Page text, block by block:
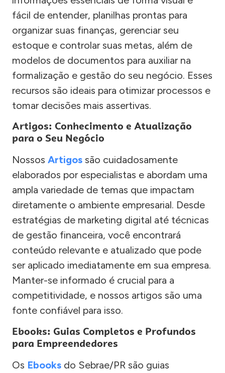
fácil de entender, planilhas prontas para
organizar suas finanças, gerenciar seu
estoque e controlar suas metas, além de
modelos de documentos para auxiliar na
formalização e gestão do seu negócio. Esses
recursos são ideais para otimizar processos e
tomar decisões mais assertivas.
Artigos: Conhecimento e Atualização
para o Seu Negócio
Nossos Artigos são cuidadosamente
elaborados por especialistas e abordam uma
ampla variedade de temas que impactam
diretamente o ambiente empresarial. Desde
estratégias de marketing digital até técnicas
de gestão financeira, você encontrará
conteúdo relevante e atualizado que pode
ser aplicado imediatamente em sua empresa.
Manter-se informado é crucial para a
competitividade, e nossos artigos são uma
fonte confiável para isso.
Ebooks: Guias Completos e Profundos
para Empreendedores
Os Ebooks do Sebrae/PR são guias